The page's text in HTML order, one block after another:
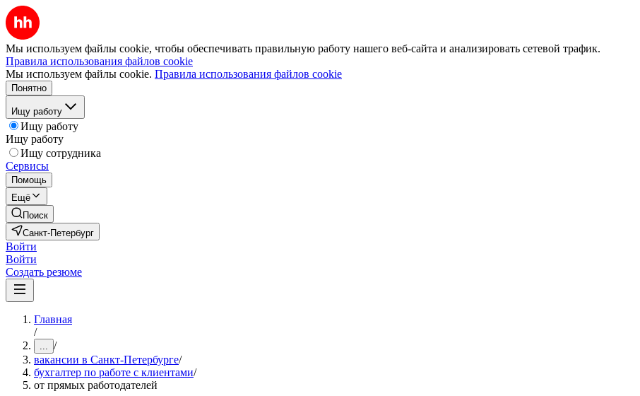
Мы используем файлы cookie, чтобы обеспечивать правильную работу нашего веб-сайта и анализировать сетевой трафик.
Правила использования файлов cookie
Мы используем файлы cookie. Правила использования файлов cookie
Понятно
Ищу работу
Ищу работу
Ищу работу
Ищу сотрудника
Сервисы
Помощь
Ещё
Поиск
Санкт-Петербург
Войти
Войти
Создать резюме
Главная
/
... /
вакансии в Санкт-Петербурге/
бухгалтер по работе с клиентами/
от прямых работодателей